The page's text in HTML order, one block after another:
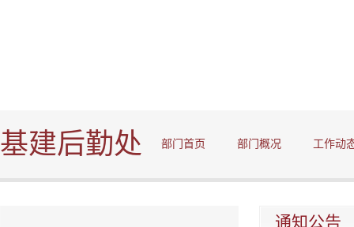
基建后勤处 部门首页 部门概况 工作动
通知公告